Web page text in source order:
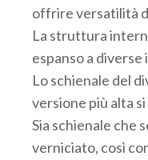
offrire versatilità
La struttura
espanso a
Lo schienale del
versione più alta
Sia schienale che
verniciato, così